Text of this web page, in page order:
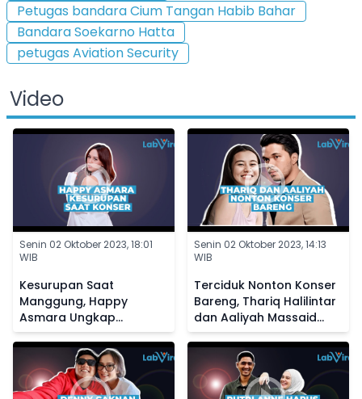
Petugas bandara Cium Tangan Habib Bahar
Bandara Soekarno Hatta
petugas Aviation Security
Video
Senin 02 Oktober 2023, 18:01
WIB
Kesurupan Saat
Manggung, Happy
Asmara Ungkap
Kedekatannya dengan
Makhluk Halus
Senin 02 Oktober 2023, 14:13
WIB
Terciduk Nonton Konser
Bareng, Thariq Halilintar
dan Aaliyah Massaid
Diisukan Makin Dekat